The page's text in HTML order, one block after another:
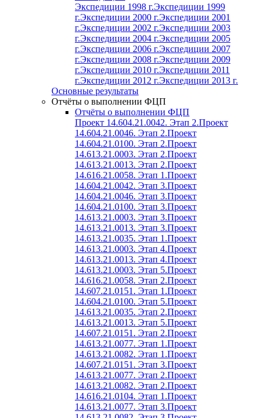
Экспедиции 1998 г.Экспедиции 1999
г.Экспедиции 2000 г.Экспедиции 2001
г.Экспедиции 2002 г.Экспедиции 2003
г.Экспедиции 2004 г.Экспедиции 2005
г.Экспедиции 2006 г.Экспедиции 2007
г.Экспедиции 2008 г.Экспедиции 2009
г.Экспедиции 2010 г.Экспедиции 2011
г.Экспедиции 2012 г.Экспедиции 2013 г.
Основные результаты
Отчёты о выполнении ФЦП
Отчёты о выполнении ФЦП
Проект 14.604.21.0042. Этап 2.Проект
14.604.21.0046. Этап 2.Проект
14.604.21.0100. Этап 2.Проект
14.613.21.0003. Этап 2.Проект
14.613.21.0013. Этап 2.Проект
14.616.21.0058. Этап 1.Проект
14.604.21.0042. Этап 3.Проект
14.604.21.0046. Этап 3.Проект
14.604.21.0100. Этап 3.Проект
14.613.21.0003. Этап 3.Проект
14.613.21.0013. Этап 3.Проект
14.613.21.0035. Этап 1.Проект
14.613.21.0003. Этап 4.Проект
14.613.21.0013. Этап 4.Проект
14.613.21.0003. Этап 5.Проект
14.616.21.0058. Этап 2.Проект
14.607.21.0151. Этап 1.Проект
14.604.21.0100. Этап 5.Проект
14.613.21.0035. Этап 2.Проект
14.613.21.0013. Этап 5.Проект
14.607.21.0151. Этап 2.Проект
14.613.21.0077. Этап 1.Проект
14.613.21.0082. Этап 1.Проект
14.607.21.0151. Этап 3.Проект
14.613.21.0077. Этап 2.Проект
14.613.21.0082. Этап 2.Проект
14.616.21.0104. Этап 1.Проект
14.613.21.0077. Этап 3.Проект